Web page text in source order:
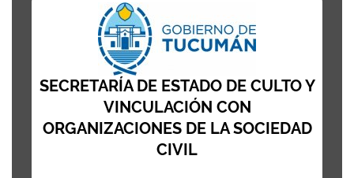
SECRETARÍA DE ESTADO DE CULTO Y
VINCULACIÓN CON
ORGANIZACIONES DE LA SOCIEDAD
CIVIL